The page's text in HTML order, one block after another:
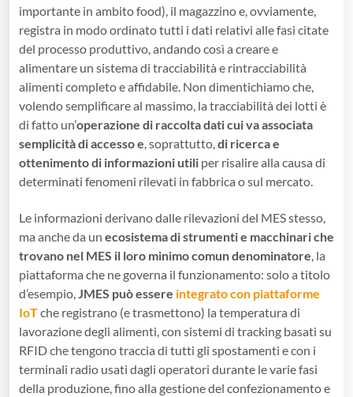
importante in ambito food), il magazzino e, ovviamente,
registra in modo ordinato tutti i dati relativi alle fasi citate
del processo produttivo, andando così a creare e
alimentare un sistema di tracciabilità e rintracciabilità
alimenti completo e affidabile. Non dimentichiamo che,
volendo semplificare al massimo, la tracciabilità dei lotti è
di fatto un’operazione di raccolta dati cui va associata
semplicità di accesso e, soprattutto,di ricerca e
ottenimento di informazioni utili per risalire alla causa di
determinati fenomeni rilevati in fabbrica o sul mercato.
Le informazioni derivano dalle rilevazioni del MES stesso,
ma anche da un ecosistema di strumenti e macchinari che
trovano nel MES il loro minimo comun denominatore, la
piattaforma che ne governa il funzionamento: solo a titolo
d’esempio,JMES può essere integrato con piattaforme
IoTche registrano (e trasmettono) la temperatura di
lavorazione degli alimenti, con sistemi di tracking basati su
RFID che tengono traccia di tutti gli spostamenti e con i
terminali radio usati dagli operatori durante le varie fasi
della produzione, fino alla gestione del confezionamento e